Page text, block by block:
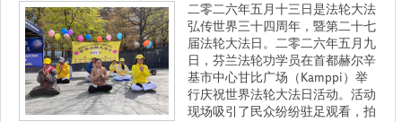
二零二六年五月十三日是法轮大法
弘传世界三十四周年，暨第二十七
届法轮大法日。二零二六年五月九
日，芬兰法轮功学员在首都赫尔辛
基市中心甘比广场（Kamppi）举
行庆祝世界法轮大法日活动。活动
现场吸引了民众纷纷驻足观看，拍